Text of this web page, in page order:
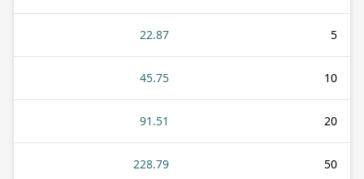
5
22.87
10
45.75
20
91.51
50
228.79